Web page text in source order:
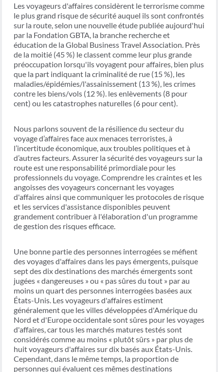
Les voyageurs d'affaires considèrent le terrorisme comme
le plus grand risque de sécurité auquel ils sont confrontés
sur la route, selon une nouvelle étude publiée aujourd'hui
par la Fondation GBTA, la branche recherche et
éducation de la Global Business Travel Association. Près
de la moitié (45 %) le classent comme leur plus grande
préoccupation lorsqu'ils voyagent pour affaires, bien plus
que la part indiquant la criminalité de rue (15 %), les
maladies/épidémies/l'assainissement (13 %), les crimes
contre les biens/vols (12 %). les enlèvements (8 pour
cent) ou les catastrophes naturelles (6 pour cent).
Nous parlons souvent de la résilience du secteur du
voyage d’affaires face aux menaces terroristes, à
l’incertitude économique, aux troubles politiques et à
d’autres facteurs. Assurer la sécurité des voyageurs sur la
route est une responsabilité primordiale pour les
professionnels du voyage. Comprendre les craintes et les
angoisses des voyageurs concernant les voyages
d'affaires ainsi que communiquer les protocoles de risque
et les services d'assistance disponibles peuvent
grandement contribuer à l'élaboration d'un programme
de gestion des risques efficace.
Une bonne partie des personnes interrogées se méfient
des voyages d'affaires dans les pays émergents, puisque
sept des dix destinations des marchés émergents sont
jugées « dangereuses » ou « pas sûres du tout » par au
moins un quart des personnes interrogées basées aux
États-Unis. Les voyageurs d'affaires estiment
généralement que les villes développées d'Amérique du
Nord et d'Europe occidentale sont sûres pour les voyages
d'affaires, car tous les marchés matures testés sont
considérés comme au moins « plutôt sûrs » par plus de
huit voyageurs d'affaires sur dix basés aux États-Unis.
Cependant, dans le même temps, la proportion de
personnes qui évaluent ces mêmes destinations